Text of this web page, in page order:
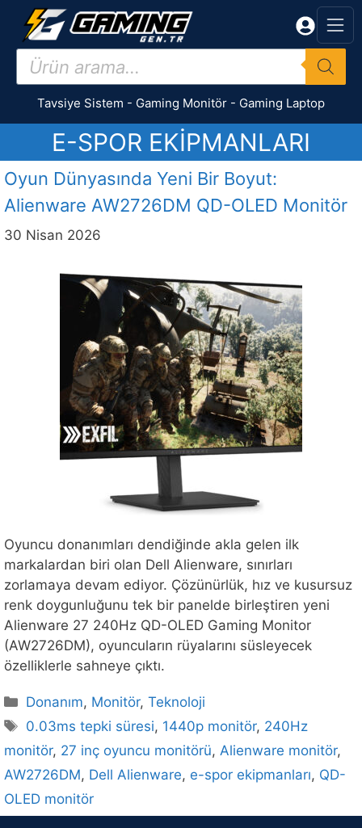
İçeriğe
Products
search
Tavsiye Sistem - Gaming Monitör - Gaming Laptop
E-SPOR EKIPMANLARI
Oyun Dünyasında Yeni Bir Boyut:
Alienware AW2726DM QD-OLED Monitör
30 Nisan 2026
Oyuncu donanımları dendiğinde akla gelen ilk
markalardan biri olan Dell Alienware, sınırları
zorlamaya devam ediyor. Çözünürlük, hız ve kusursuz
renk doygunluğunu tek bir panelde birleştiren yeni
Alienware 27 240Hz QD-OLED Gaming Monitor
(AW2726DM), oyuncuların rüyalarını süsleyecek
özelliklerle sahneye çıktı.
Kategoriler
Donanım, Monitör,Teknoloji
Etiketler
0.03ms tepki süresi, 1440p monitör, 240Hz
monitör, 27 inç oyuncu monitörü, Alienware monitör,
AW2726DM, Dell Alienware, e-spor ekipmanları, QD-
OLED monitör